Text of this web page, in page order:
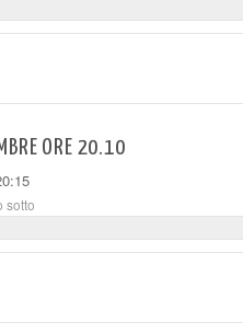
ORE 20.10
sotto